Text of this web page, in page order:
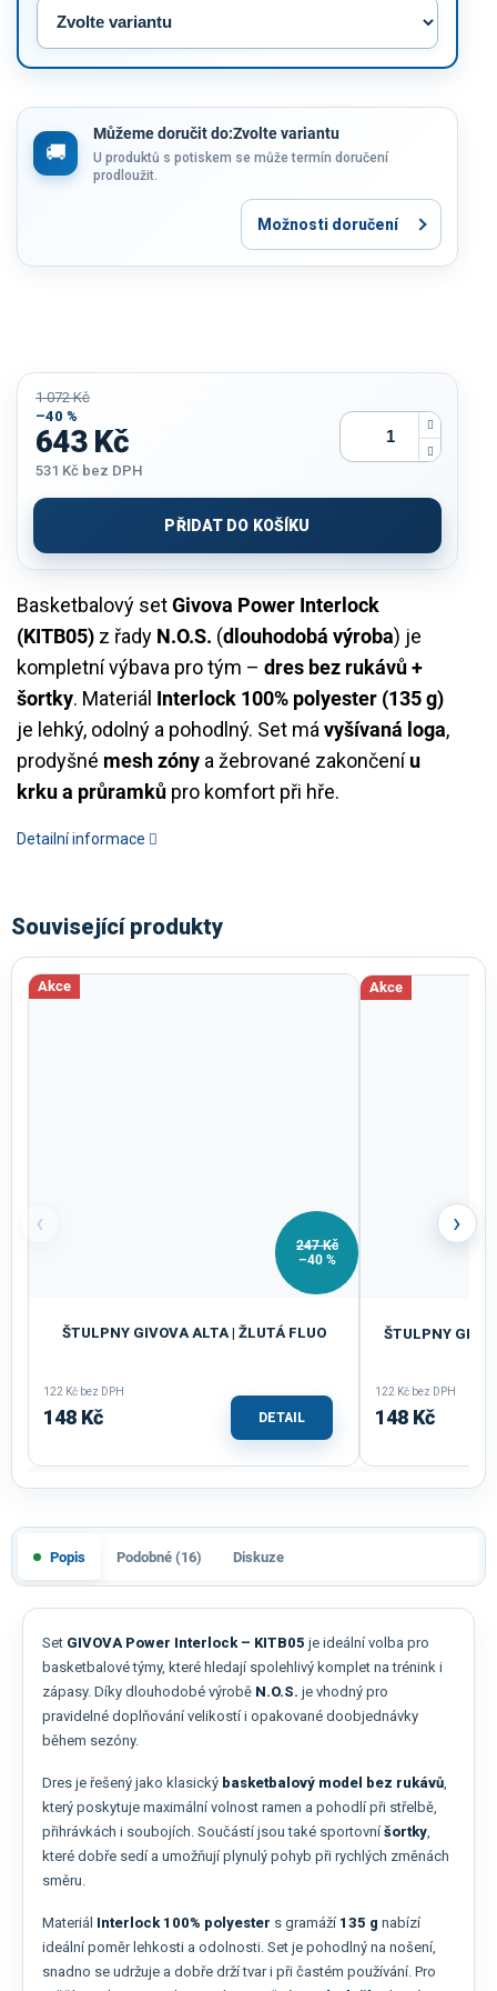
Můžeme doručit do:Zvolte variantu
U produktů s potiskem se může termín doručení
prodloužit.
Možnosti doručení
Basketbalový setGivova Power Interlock
(KITB05) z řady N.O.S. (dlouhodobá výroba) je
kompletní výbava pro tým – dres bez rukávů +
šortky. Materiál Interlock 100% polyester (135 g)
je lehký, odolný a pohodlný. Set má vyšívaná loga,
prodyšné mesh zóny a žebrované zakončeníu
krku a průramků pro komfort při hře.
Detailní informace
1 072 Kč
–40 %
643 Kč
531 Kč bez DPH
cena:
PŘIDAT DO KOŠÍKU
Související produkty
‹
Akce
247 Kč
–40 %
ŠTULPNY GIVOVA ALTA | ŽLUTÁ FLUO
122 Kč bez DPH
148 Kč DETAIL
Akce
ŠTULPNY
122 Kč bez DPH
148 Kč
›
Popis Podobné (16) Diskuze
Set GIVOVA Power Interlock – KITB05 je ideální volba pro
basketbalové týmy, které hledají spolehlivý komplet na trénink i
zápasy. Díky dlouhodobé výrobě N.O.S. je vhodný pro
pravidelné doplňování velikostí i opakované doobjednávky
během sezóny.
Dres je řešený jako klasický basketbalový model bez rukávů,
který poskytuje maximální volnost ramen a pohodlí při střelbě,
přihrávkách i soubojích. Součástí jsou také sportovní šortky,
které dobře sedí a umožňují plynulý pohyb při rychlých změnách
směru.
Materiál Interlock 100% polyester s gramáží 135 g nabízí
ideální poměr lehkosti a odolnosti. Set je pohodlný na nošení,
snadno se udržuje a dobře drží tvar i při častém používání. Pro